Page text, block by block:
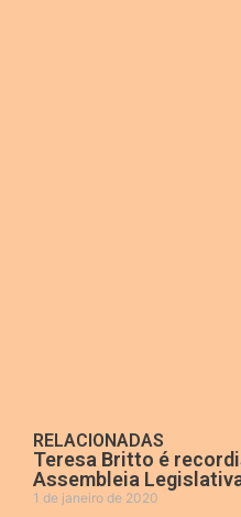
RELACIONADAS
Teresa Britto é
Assembleia
1 de janeiro de 2020